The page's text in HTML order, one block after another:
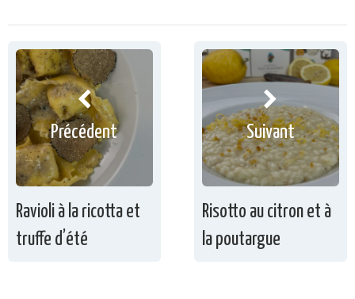
Précédent
Ravioli à la ricotta et
truffe d’été
Suivant
Risotto au citron et à
la poutargue